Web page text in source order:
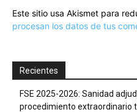
Este sitio usa Akismet para
procesan los datos de tus
Recientes
FSE 2025-2026: Sanidad
procedimiento extraordinario